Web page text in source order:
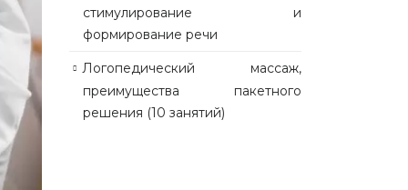
стимулирование и
формирование речи
Логопедический массаж,
преимущества пакетного
решения (10 занятий)